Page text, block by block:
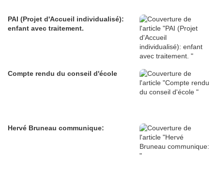
PAI (Projet d'Accueil individualisé):
enfant avec traitement.
Compte rendu du conseil d'école
Hervé Bruneau communique: